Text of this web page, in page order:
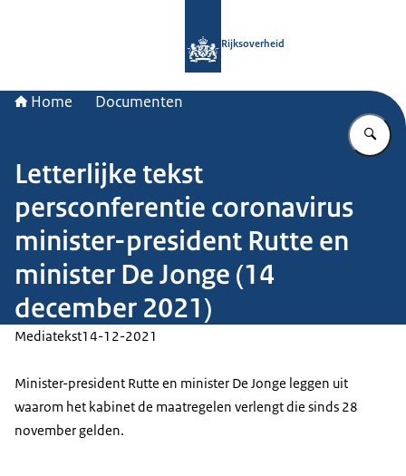
Rijksoverheid
Home Documenten
Letterlijke tekst
persconferentie coronavirus
minister-president Rutte en
minister De Jonge (14
december 2021)
Mediatekst14-12-2021
Minister-president Rutte en minister De Jonge leggen uit
waarom het kabinet de maatregelen verlengt die sinds 28
november gelden.